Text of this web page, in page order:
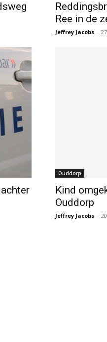
Ree in de
Jeffrey Jacobs -
Ouddorp
Kind
Ouddorp
Jeffrey Jacobs -